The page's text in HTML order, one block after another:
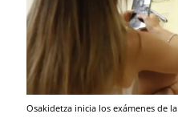
Osakidetza inicia los exámenes de